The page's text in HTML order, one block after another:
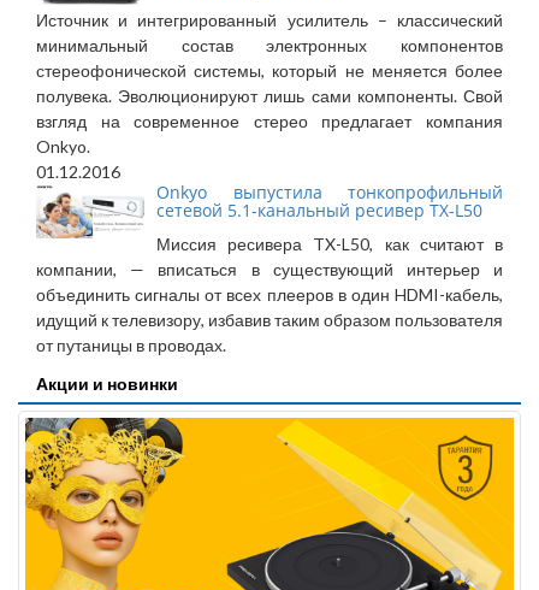
Источник и интегрированный усилитель – классический
минимальный состав электронных компонентов
стереофонической системы, который не меняется более
полувека. Эволюционируют лишь сами компоненты. Свой
взгляд на современное стерео предлагает компания
Onkyo.
01.12.2016
Onkyo выпустила тонкопрофильный
сетевой 5.1-канальный ресивер TX-L50
Миссия ресивера TX-L50, как считают в
компании, — вписаться в существующий интерьер и
объединить сигналы от всех плееров в один HDMI-кабель,
идущий к телевизору, избавив таким образом пользователя
от путаницы в проводах.
Акции и новинки